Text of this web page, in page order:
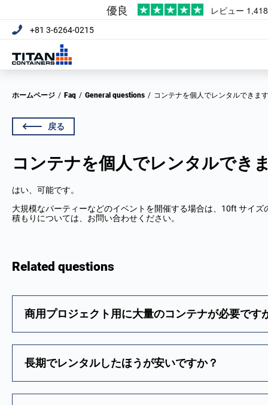
+81 3-6264-0215
ホームページ / Faq / General questions / コンテナを個人でレンタルできま
戻る
コンテナを個人でレンタルでき
はい、可能です。
大規模なパーティーなどのイベントを開催する場合は、10ft サイ
積もりについては、お問い合わせください。
Related questions
商用プロジェクト用に大量のコンテナが必要です
長期でレンタルしたほうが安いですか？